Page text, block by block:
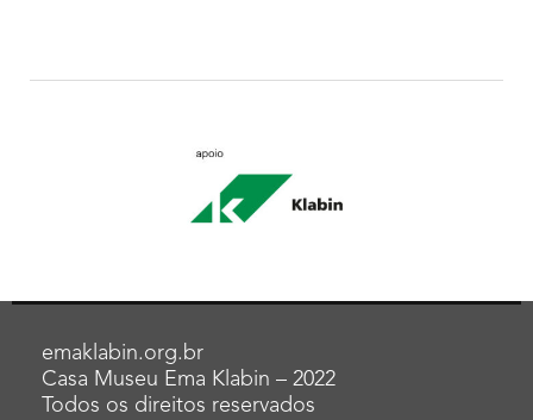
emaklabin.org.br
Casa Museu Ema Klabin – 2022
Todos os direitos reservados